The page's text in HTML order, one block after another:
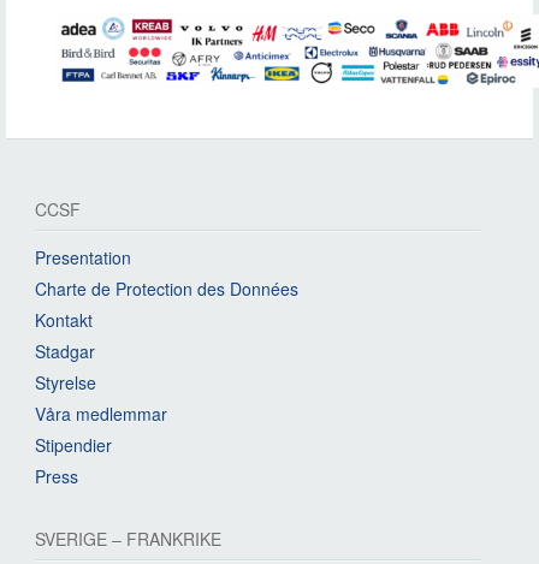
CCSF
Presentation
Charte de Protection des Données
Kontakt
Stadgar
Styrelse
Våra medlemmar
Stipendier
Press
SVERIGE – FRANKRIKE